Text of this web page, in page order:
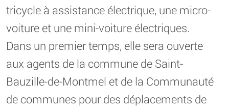
tricycle à assistance électrique, une micro-
voiture et une mini-voiture électriques.
Dans un premier temps, elle sera ouverte
aux agents de la commune de Saint-
Bauzille-de-Montmel et de la Communauté
de communes pour des déplacements de